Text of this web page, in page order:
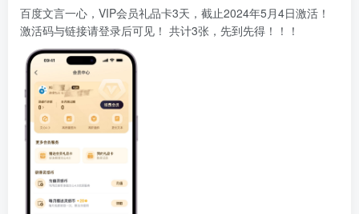
百度文言一心，VIP会员礼品卡3天，截止2024年5月4日激活！
激活码与链接请登录后可见！ 共计3张，先到先得！！！